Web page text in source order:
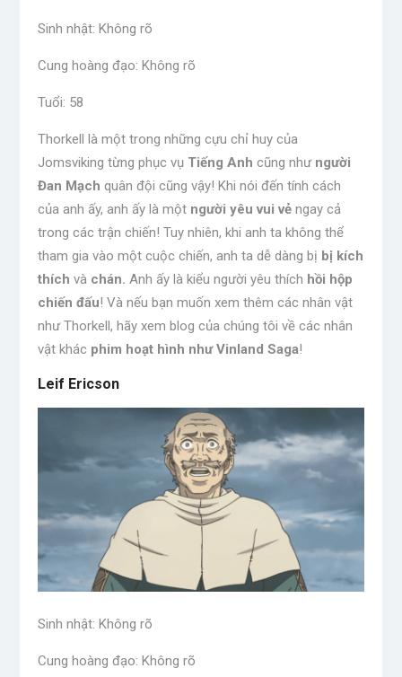
Sinh nhật: Không rõ
Cung hoàng đạo: Không rõ
Tuổi: 58
Thorkell là một trong những cựu chỉ huy của
Jomsviking từng phục vụ Tiếng Anh cũng như người
Đan Mạch quân đội cũng vậy! Khi nói đến tính cách
của anh ấy, anh ấy là một người yêu vui vẻ ngay cả
trong các trận chiến! Tuy nhiên, khi anh ta không thể
tham gia vào một cuộc chiến, anh ta dễ dàng bị bị kích
thích và chán. Anh ấy là kiểu người yêu thích hồi hộp
chiến đấu! Và nếu bạn muốn xem thêm các nhân vật
như Thorkell, hãy xem blog của chúng tôi về các nhân
vật khác phim hoạt hình như Vinland Saga!
Leif Ericson
Sinh nhật: Không rõ
Cung hoàng đạo: Không rõ